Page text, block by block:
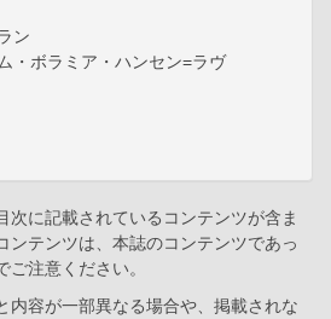
ン
・ボラミア・ハンセン=ラヴ
に記載されているコンテンツが含ま
ンテンツは、本誌のコンテンツであっ
注意ください。
容が一部異なる場合や、掲載されな